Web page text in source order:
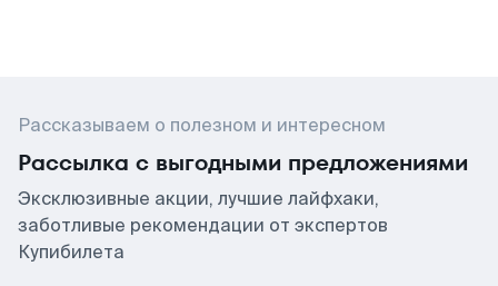
Рассказываем о полезном и интересном
Рассылка с выгодными предложениями
Эксклюзивные акции, лучшие лайфхаки,
заботливые рекомендации от экспертов
Купибилета